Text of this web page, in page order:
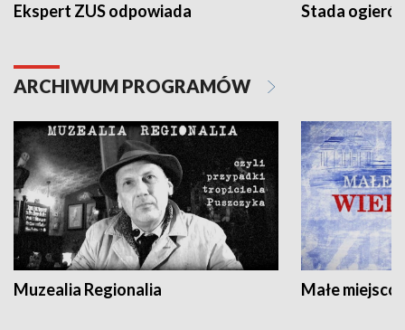
Ekspert ZUS odpowiada Stada
ARCHIWUM PROGRAMÓW
Muzealia Regionalia Małe